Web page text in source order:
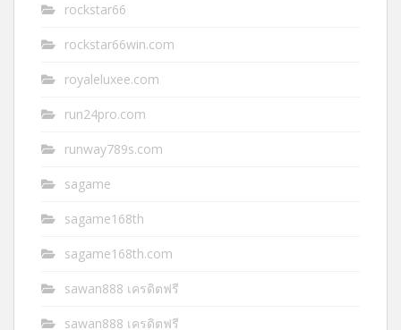
rockstar66
rockstar66win.com
royaleluxee.com
run24pro.com
runway789s.com
sagame
sagame168th
sagame168th.com
sawan888 เครดิตฟรี
sawan888 เครดิตฟรี